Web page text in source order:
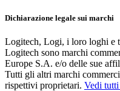
Dichiarazione legale sui marchi
Logitech, Logi, i loro loghi e
Logitech sono marchi
Europe S.A. e/o delle sue
Tutti gli altri marchi
rispettivi proprietari. Vedi